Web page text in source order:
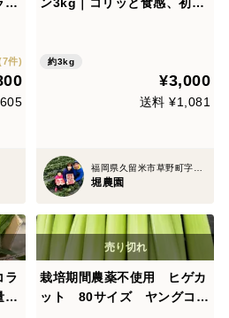
件) 約3kg
¥3,000
送料 ¥1,081
堀農園
ラ
限
栽培期間農薬不使用 ヒゲカ
ット 80サイズ ヤングコー